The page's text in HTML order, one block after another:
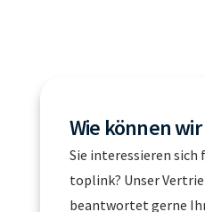
Wie können
Sie interessieren sich
toplink? Unser
beantwortet gerne